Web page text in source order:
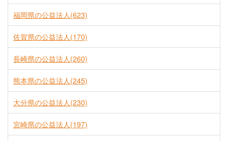
福岡県の公益法人(623)
佐賀県の公益法人(170)
長崎県の公益法人(260)
熊本県の公益法人(245)
大分県の公益法人(230)
宮崎県の公益法人(197)